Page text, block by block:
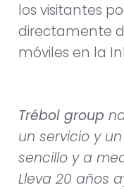
los visitantes
directamente
móviles en la
Trébol group
un servicio y
sencillo y a
Lleva 20 años